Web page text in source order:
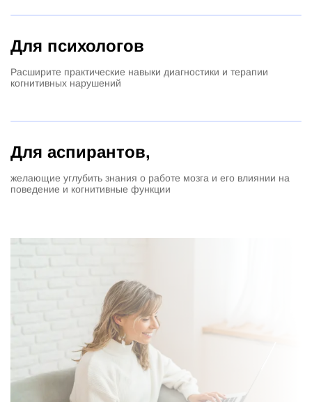
Для психологов
Расширите практические навыки диагностики и терапии
когнитивных нарушений
Для аспирантов,
желающие углубить знания о работе мозга и его влиянии на
поведение и когнитивные функции